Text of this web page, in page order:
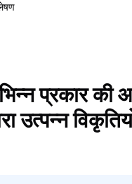
प्रकार की
उत्पन्न